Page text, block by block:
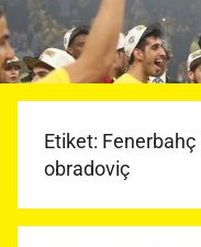
Etiket:
obradoviç